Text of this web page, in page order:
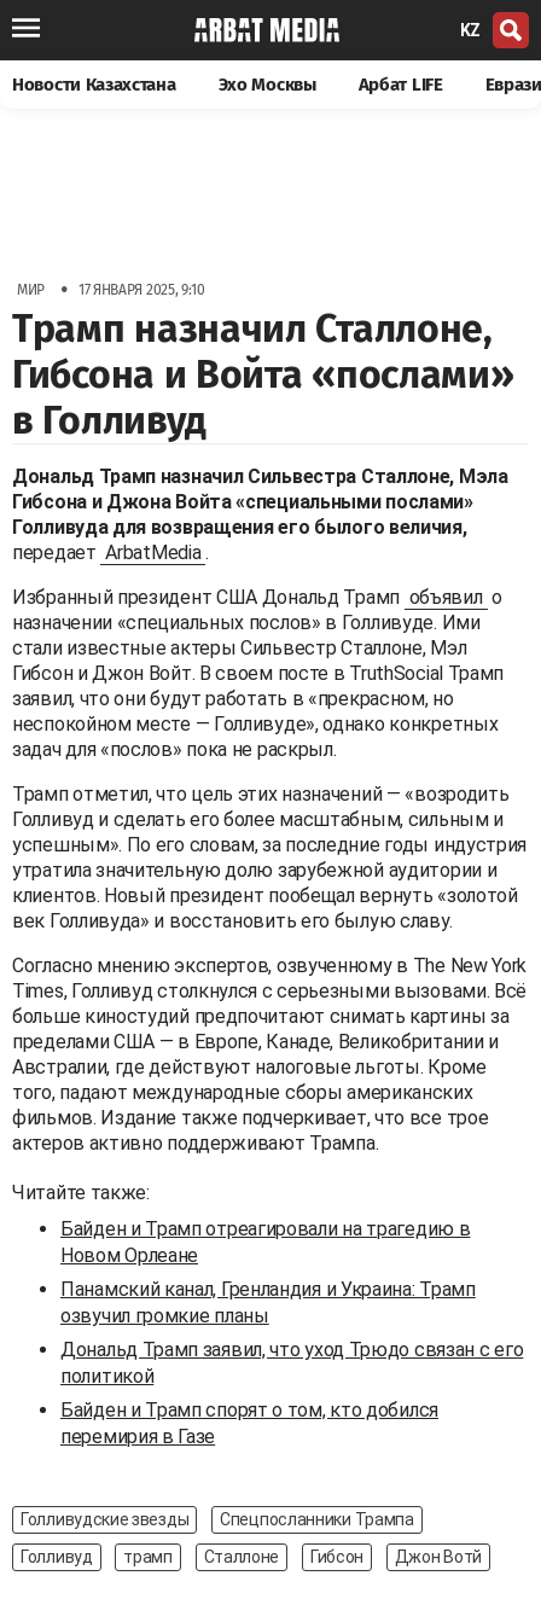
KZ
Новости Казахстана Эхо Москвы Арбат LIFE
МИР • 17 ЯНВАРЯ 2025, 9:10
Трамп назначил Сталлоне,
Гибсона и Войта «послами»
в Голливуд
Дональд Трамп назначил Сильвестра Сталлоне, Мэла
Гибсона и Джона Войта «специальными послами»
Голливуда для возвращения его былого величия,
передает ArbatMedia .
Избранный президент США Дональд Трамп объявил о
назначении «специальных послов» в Голливуде. Ими
стали известные актеры Сильвестр Сталлоне, Мэл
Гибсон и Джон Войт. В своем посте в TruthSocial Трамп
заявил, что они будут работать в «прекрасном, но
неспокойном месте — Голливуде», однако конкретных
задач для «послов» пока не раскрыл.
Трамп отметил, что цель этих назначений — «возродить
Голливуд и сделать его более масштабным, сильным и
успешным». По его словам, за последние годы индустрия
утратила значительную долю зарубежной аудитории и
клиентов. Новый президент пообещал вернуть «золотой
век Голливуда» и восстановить его былую славу.
Согласно мнению экспертов, озвученному в The New York
Times, Голливуд столкнулся с серьезными вызовами. Всё
больше киностудий предпочитают снимать картины за
пределами США — в Европе, Канаде, Великобритании и
Австралии, где действуют налоговые льготы. Кроме
того, падают международные сборы американских
фильмов. Издание также подчеркивает, что все трое
актеров активно поддерживают Трампа.
Читайте также:
Байден и Трамп отреагировали на трагедию в
Новом Орлеане
Панамский канал, Гренландия и Украина: Трамп
озвучил громкие планы
Дональд Трамп заявил, что уход Трюдо связан с его
политикой
Байден и Трамп спорят о том, кто добился
перемирия в Газе
Голливудские звезды
Спецпосланники Трампа
Голливуд
трамп Сталлоне Гибсон Джон Вотй